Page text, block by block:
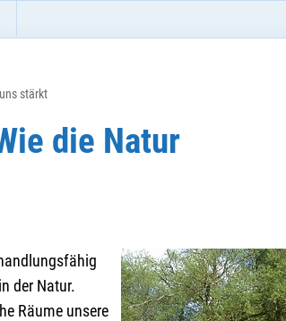
stärkt
die Natur
der Natur.
Räume unsere